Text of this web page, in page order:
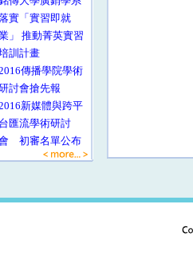
實「實習即就
」 推動菁英實習
訓計畫
傳播學院學術
討會搶先報
新媒體與跨平
台匯流學術研討
初審名單公布